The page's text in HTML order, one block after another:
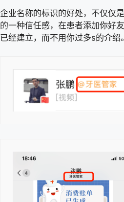
企业名称的标识的好处，不仅仅
的一种信任感，在患者添加你好
已经建立，而不用你过多s的介绍。